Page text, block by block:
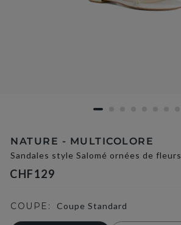
NATURE - MULTICOLORE
Sandales style Salomé ornées de fleurs
CHF129
COUPE: Coupe Standard